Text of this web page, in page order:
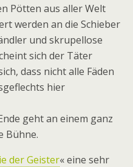
Pötten aus aller Welt
werden an die Schieber
und skrupellose
sich der Täter
dass nicht alle Fäden
hier
geht an einem ganz
Bühne.
der Geister« eine sehr